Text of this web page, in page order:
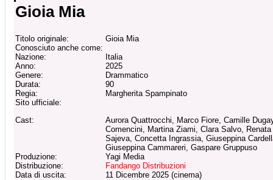
Gioia Mia
Titolo originale:
Gioia Mia
Conosciuto anche come:
Nazione:
Italia
Anno:
2025
Genere:
Drammatico
Durata:
90
Regia:
Margherita Spampinato
Sito ufficiale:
Cast:
Aurora Quattrocchi, Marco Fiore, Camille
Comencini, Martina Ziami, Clara Salvo, Renata
Sajeva, Concetta Ingrassia, Giuseppina
Giuseppina Cammareri, Gaspare Gruppuso
Produzione:
Yagi Media
Distribuzione:
Fandango Distribuzioni
Data di uscita:
11 Dicembre 2025 (cinema)